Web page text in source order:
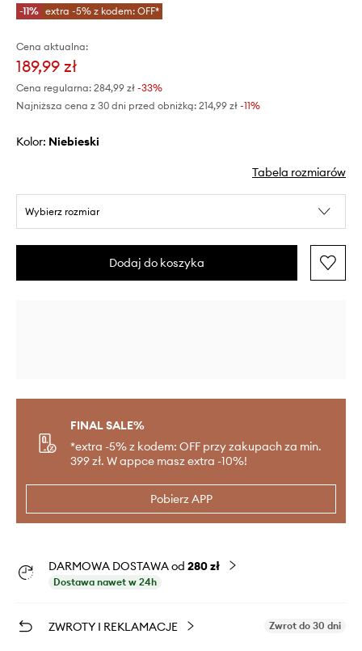
-11% extra -5% z kodem: OFF*
Cena aktualna:
189,99 zł
Cena regularna: 284,99 zł -33%
Najniższa cena z 30 dni przed obniżką: 214,99 zł -11%
Kolor: niebieski
Tabela rozmiarów
Wybierz rozmiar
Dodaj do koszyka
FINAL SALE%
*extra -5% z kodem: OFF przy zakupach za min.
399 zł. W appce masz extra -10%!
Pobierz APP
DARMOWA DOSTAWA od 280 zł
Dostawa nawet w 24h
ZWROTY I REKLAMACJE Zwrot do 30 dni